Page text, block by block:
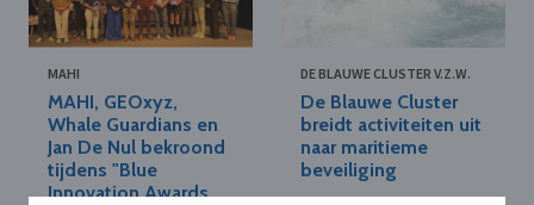
MAHI
MAHI, GEOxyz,
Whale Guardians en
Jan De Nul bekroond
tijdens "Blue
Innovation Awards
DE BLAUWE CLUSTER V.Z.W.
De Blauwe Cluster
breidt activiteiten uit
naar maritieme
beveiliging